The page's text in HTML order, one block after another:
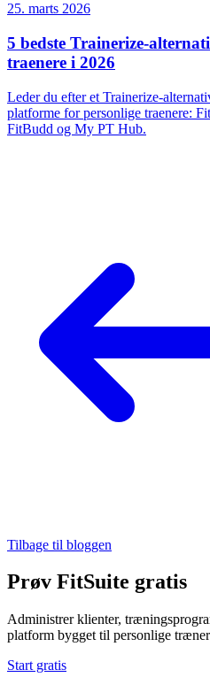
25. marts 2026
5 bedste Trainerize-
traenere i 2026
Leder du efter et Trainerize-
platforme for personlige traenere:
FitBudd og My PT Hub.
Tilbage til bloggen
Prøv FitSuite gratis
Administrer klienter,
platform bygget til personlige
Start gratis